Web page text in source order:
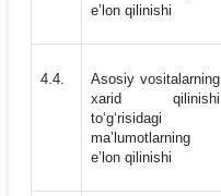
eʼlon qilinishi
4.4.
Asosiy vositalarning
xarid qilinishi
to‘g‘risidagi
maʼlumotlarning
eʼlon qilinishi